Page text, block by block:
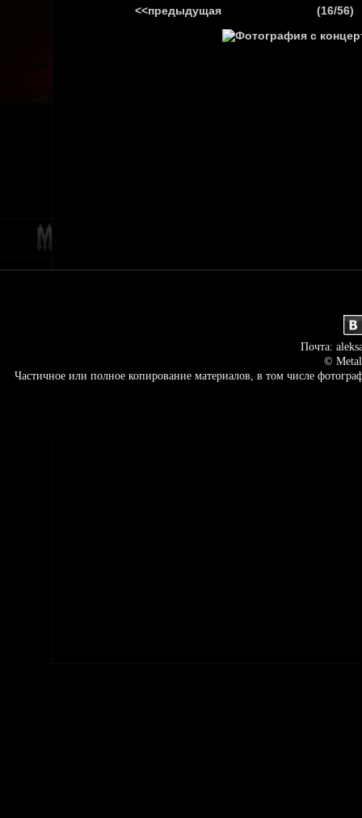
<<предыдущая (16/56)
Почта:
©
Частичное или полное копирование материалов, в том числе